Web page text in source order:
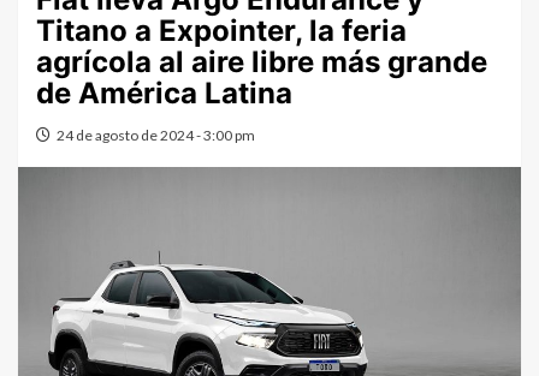
Titano a Expointer, la feria
agrícola al aire libre más grande
de América Latina
24 de agosto de 2024 - 3:00 pm